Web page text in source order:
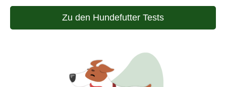
Zu den Hundefutter Tests